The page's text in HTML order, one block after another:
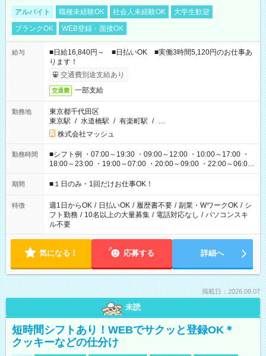
アルバイト 職種未経験OK 社会人未経験OK
大学生歓迎
ブランクOK
WEB登録・面接OK
給与
■日給16,840円～ ■日払いOK ■実働3時間5,120円のお仕事あ
ります！
交通費別途支給あり
交通費 一部支給
勤務地
東京都千代田区
東京駅 / 水道橋駅 / 有楽町駅 / …
株式会社マッシュ
勤務時間
■シフト例 ・07:00～19:30 ・09:00～12:00 ・10:00～17:00 ・
18:00～23:00 ・19:00～07:00 ・20:00～09:00 ・22:00～06:00
etc ★最短で3時間で5,120円のお仕事から 15時間で2万円近く稼
げるお仕事も！ ご希望のお時間に合わせてご紹介！ ※シフトは
ください！
期間 ■１日のみ・1回だけお仕事OK！
特徴 週1日からOK / 日払いOK / 履歴書不要 / 副業・WワークOK / シ
フト勤務 / 10名以上の大量募集 / 電話対応なし / パソコンスキ
ル不要
気になる！ 応募する 詳細へ
掲載日：2026.08.07
未読
短時間シフトあり！WEBでサクッと登録OK＊
クッキーなどの仕分け